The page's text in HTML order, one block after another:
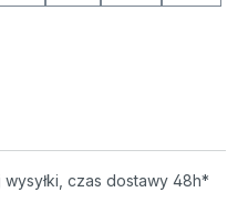
czas dostawy 48h*